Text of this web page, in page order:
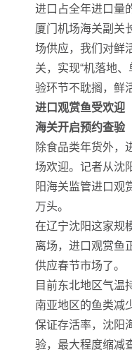
进口占全年进口量
厦门机场海关副关
场供应，我们对鲜
关，实现“机落地
验环节不耽搁，鲜
进口观赏鱼受欢迎
海关开启预约查验
除食品类年货外，
场欢迎。记者从沈
阳海关监管进口观
万头。
在辽宁沈阳这家规
离场，进口观赏鱼
供应春节市场了。
目前东北地区气温
南亚地区的鱼类减
保证存活率，沈阳
验，最大程度缩减